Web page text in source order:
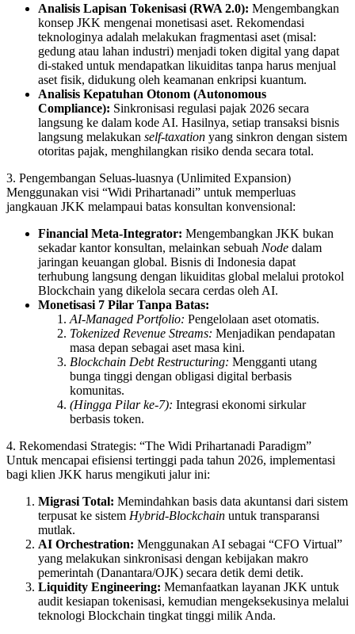
Analisis Lapisan Tokenisasi (RWA 2.0): Mengembangkan
konsep JKK mengenai monetisasi aset. Rekomendasi
teknologinya adalah melakukan fragmentasi aset (misal:
gedung atau lahan industri) menjadi token digital yang dapat
di-staked untuk mendapatkan likuiditas tanpa harus menjual
aset fisik, didukung oleh keamanan enkripsi kuantum.
Analisis Kepatuhan Otonom (Autonomous
Compliance): Sinkronisasi regulasi pajak 2026 secara
langsung ke dalam kode AI. Hasilnya, setiap transaksi bisnis
langsung melakukan self-taxation yang sinkron dengan sistem
otoritas pajak, menghilangkan risiko denda secara total.
3. Pengembangan Seluas-luasnya (Unlimited Expansion)
Menggunakan visi “Widi Prihartanadi” untuk memperluas
jangkauan JKK melampaui batas konsultan konvensional:
Financial Meta-Integrator: Mengembangkan JKK bukan
sekadar kantor konsultan, melainkan sebuah Node dalam
jaringan keuangan global. Bisnis di Indonesia dapat
terhubung langsung dengan likuiditas global melalui protokol
Blockchain yang dikelola secara cerdas oleh AI.
Monetisasi 7 Pilar Tanpa Batas:
AI-Managed Portfolio: Pengelolaan aset otomatis.
Tokenized Revenue Streams: Menjadikan pendapatan
masa depan sebagai aset masa kini.
Blockchain Debt Restructuring: Mengganti utang
bunga tinggi dengan obligasi digital berbasis
komunitas.
(Hingga Pilar ke-7): Integrasi ekonomi sirkular
berbasis token.
4. Rekomendasi Strategis: “The Widi Prihartanadi Paradigm”
Untuk mencapai efisiensi tertinggi pada tahun 2026, implementasi
bagi klien JKK harus mengikuti jalur ini:
Migrasi Total: Memindahkan basis data akuntansi dari sistem
terpusat ke sistem Hybrid-Blockchain untuk transparansi
mutlak.
AI Orchestration: Menggunakan AI sebagai “CFO Virtual”
yang melakukan sinkronisasi dengan kebijakan makro
pemerintah (Danantara/OJK) secara detik demi detik.
Liquidity Engineering: Memanfaatkan layanan JKK untuk
audit kesiapan tokenisasi, kemudian mengeksekusinya melalui
teknologi Blockchain tingkat tinggi milik Anda.